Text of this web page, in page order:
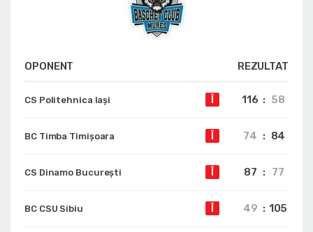
OPONENT REZULTAT
CS Politehnica Iași 116 : 58
BC Timba Timişoara 74 : 84
CS Dinamo Bucureşti 87 : 77
BC CSU Sibiu 49 : 105